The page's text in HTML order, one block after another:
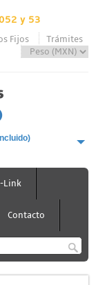
y 53
Fijos
Trámites
Link
Contacto